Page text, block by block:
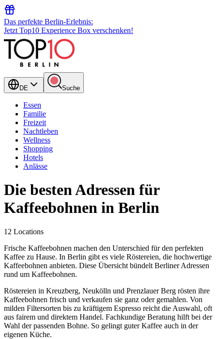
Das perfekte Berlin-Erlebnis:
Jetzt Top10 Experience Box verschenken!
DE Suche
Essen
Familie
Freizeit
Nachtleben
Wellness
Shopping
Hotels
Anlässe
Die besten Adressen für
Kaffeebohnen in Berlin
12 Locations
Frische Kaffeebohnen machen den Unterschied für den perfekten
Kaffee zu Hause. In Berlin gibt es viele Röstereien, die hochwertige
Kaffeebohnen anbieten. Diese Übersicht bündelt Berliner Adressen
rund um Kaffeebohnen.
Röstereien in Kreuzberg, Neukölln und Prenzlauer Berg rösten ihre
Kaffeebohnen frisch und verkaufen sie ganz oder gemahlen. Von
milden Filtersorten bis zu kräftigem Espresso reicht die Auswahl, oft
aus fairem und direktem Handel. Fachkundige Beratung hilft bei der
Wahl der passenden Bohne. So gelingt guter Kaffee auch in der
eigenen Küche.